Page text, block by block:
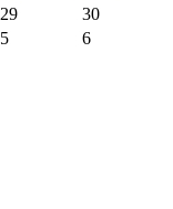
29
30
5 6